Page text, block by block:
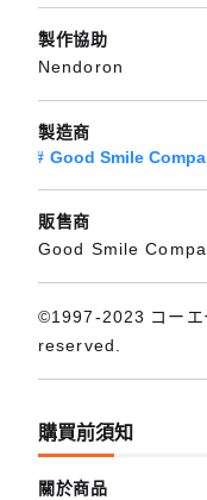
製作協助
Nendoron
製造商
Good Smile
販售商
Good Smile
©1997-2023 コーエ
reserved.
購買前須知
關於商品